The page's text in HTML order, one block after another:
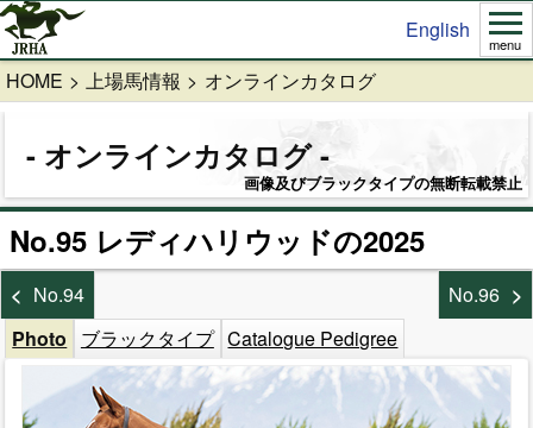
English
menu
HOME 上場馬情報 オンラインカタログ
オンラインカタログ
画像及びブラックタイプの無断転載禁止
No.95 レディハリウッドの2025
No.94
No.96
Photo
ブラックタイプ Catalogue Pedigree